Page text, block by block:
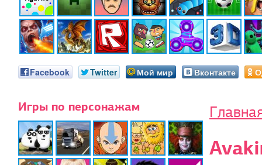
Facebook Twitter Мой мир Вконтакте
Игры по персонажам